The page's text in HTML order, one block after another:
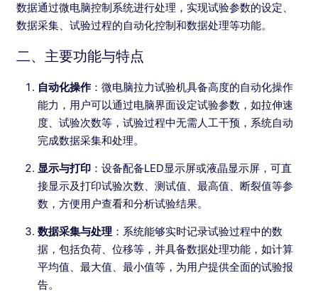
数据通过微电脑控制系统进行处理，实现试验参数的设定、
数据采集、试验过程的自动化控制和数据处理等功能。
二、主要功能与特点
自动化操作 ：微电脑拉力试验机具备高度的自动化操作
能力，用户可以通过电脑界面设定试验参数，如拉伸速
度、试验次数等，试验过程中无需人工干预，系统自动
完成数据采集和处理。
显示与打印 ：设备配备LED显示屏或液晶显示屏，可直
接显示及打印试验次数、测试值、最高值、断裂值等参
数，方便用户查看和分析试验结果。
数据采集与处理 ：系统能够实时记录试验过程中的数
据，包括负荷、位移等，并具备数据处理功能，如计算
平均值、最大值、最小值等，为用户提供全面的试验报
告。